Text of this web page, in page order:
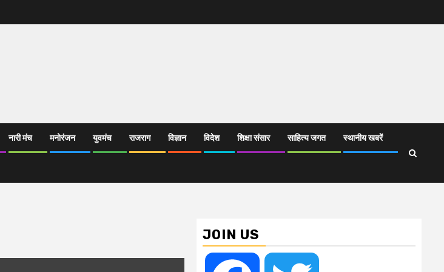
नारी मंच मनोरंजन युवमंच राजराग विज्ञान विदेश शिक्षा संसार साहित्य जगत स्थानीय खबरें
JOIN US